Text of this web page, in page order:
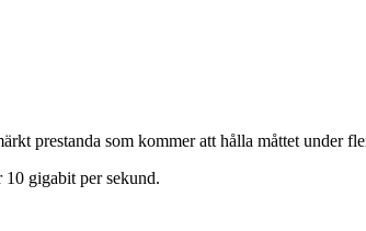
prestanda som kommer att hålla måttet under
gigabit per sekund.